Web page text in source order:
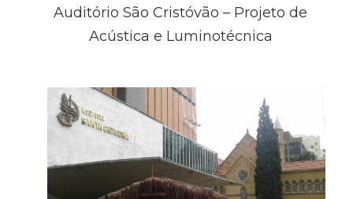
Auditório São Cristóvão – Projeto de
Acústica e Luminotécnica